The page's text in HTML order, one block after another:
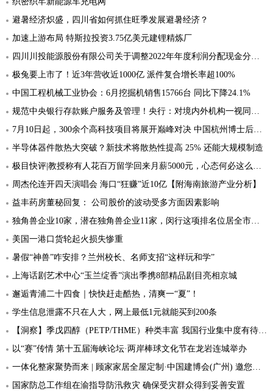
避暑经济炽盛，四川省如何抓住旺季发展避暑经济？
加速上游布局 特斯拉投资3.75亿美元建锂精炼厂
四川川投能源股份有限公司关于调整2022年年度利润分配现金分红总额的公告
极兔要上市了！近3年营收近1000亿 派件复合增长率超100%
中国工程机械工业协会：6月挖掘机销售15766台 同比下降24.1%
规范中央银行存款账户服务及管理！央行：对境内外机构一视同仁，不得对存款账户进行透支
7月10日起，300余个高科技项目将展开巅峰对决 中国杭州博士后科创精英赛吸引来了全球英才
半导体器件散热大突破？新技术将散热性提高 25% 还能大规模制造
极目快评|教授称有人花百万留学回来月薪5000元，心态何必这么功利
周杰伦连开四天演唱会 海口“狂赚”近10亿【附海南旅游产业分析】
益丰药房董秘回复： 公司股价的波动受多方面因素影响
独角兽企业10家，潜在独角兽企业11家，闵行这项排名位居全市第二
美国一港口货轮起火损失惨重
暑假“神兽”咋安排？兰州校长、名师支招“这样玩和学”
上海话剧艺术中心“玉兰绽香”演出季携8部精品剧目亮相京城
邂逅青浦二十四食｜快快赶走酷热，清爽一“夏”！
学生信息泄露不只在人大，网上最低1元就能买到200条
【洞察】季戊四醇（PETP/THME）种类丰富 我国行业集中度有待提升
以“赛”传情 第十五届海峡论坛·两岸棒球文化节在龙岩连城举办
一体化整家聚势而来 | 顾家家居全屋定制·中国建博会(广州) 邀您共鉴年度新品
国家防总工作组在渝指导防汛救灾 确保受灾群众得到妥善安置